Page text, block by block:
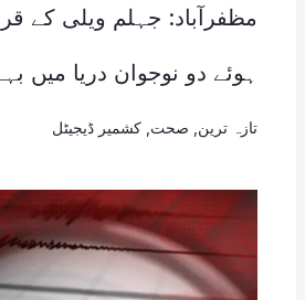
مظفرآباد: جہلم ویلی کے
ہوئے دو نوجوان دریا میں بہہ
تازہ ترین صحت کشمیر ڈیجیٹل